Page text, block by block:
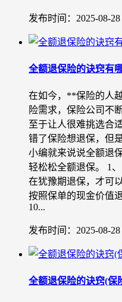
发布时间：2025-08-28
全额退保险的诀窍有
在如今，**保险的人
险需求，保险公司不
至于让人很难挑选合
错了保险想退保，但
小编就来说说全额退
轻松松全额退保。 1
在犹豫期退保，才可
按照保单的现金价值
10...
发布时间：2025-08-28
全额退保险的诀窍(保